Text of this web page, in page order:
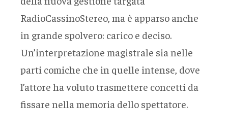
RadioCassinoStereo, ma è apparso anche
in grande spolvero: carico e deciso.
Un’interpretazione magistrale sia nelle
parti comiche che in quelle intense, dove
l’attore ha voluto trasmettere concetti da
fissare nella memoria dello spettatore.